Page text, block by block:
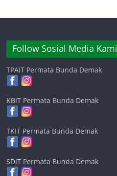
Follow Sosial Media Kami
TPAIT Permata Bunda Demak
KBIT Permata Bunda Demak
TKIT Permata Bunda Demak
SDIT Permata Bunda Demak